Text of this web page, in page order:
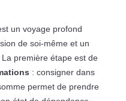
un voyage profond
de soi-même et un
première étape est de
: consigner dans
permet de prendre